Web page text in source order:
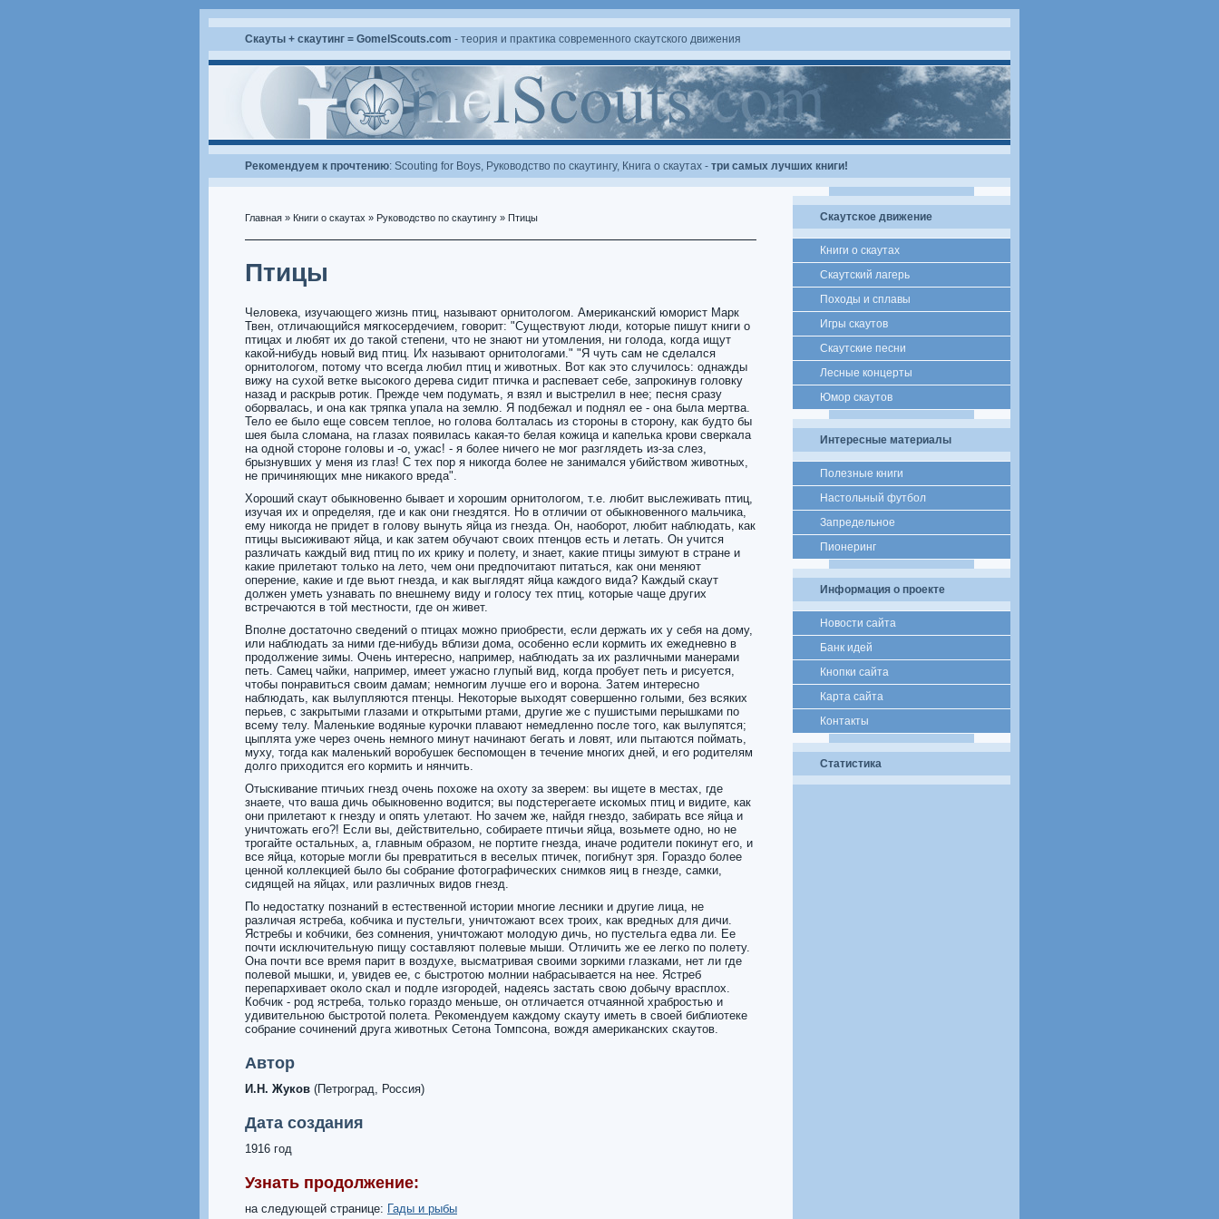
Скауты + скаутинг = GomelScouts.com - теория и практика современного скаутского движения
Рекомендуем к прочтению: Scouting for Boys, Руководство по скаутингу, Книга о скаутах - три самых лучших книги!
Главная » Книги о скаутах » Руководство по скаутингу » Птицы
Птицы
Человека, изучающего жизнь птиц, называют орнитологом. Американский юморист Марк
Твен, отличающийся мягкосердечием, говорит: "Существуют люди, которые пишут книги о
птицах и любят их до такой степени, что не знают ни утомления, ни голода, когда ищут
какой-нибудь новый вид птиц. Их называют орнитологами." "Я чуть сам не сделался
орнитологом, потому что всегда любил птиц и животных. Вот как это случилось: однажды
вижу на сухой ветке высокого дерева сидит птичка и распевает себе, запрокинув головку
назад и раскрыв ротик. Прежде чем подумать, я взял и выстрелил в нее; песня сразу
оборвалась, и она как тряпка упала на землю. Я подбежал и поднял ее - она была мертва.
Тело ее было еще совсем теплое, но голова болталась из стороны в сторону, как будто бы
шея была сломана, на глазах появилась какая-то белая кожица и капелька крови сверкала
на одной стороне головы и -о, ужас! - я более ничего не мог разглядеть из-за слез,
брызнувших у меня из глаз! С тех пор я никогда более не занимался убийством животных,
не причиняющих мне никакого вреда".
Хороший скаут обыкновенно бывает и хорошим орнитологом, т.е. любит выслеживать птиц,
изучая их и определяя, где и как они гнездятся. Но в отличии от обыкновенного мальчика,
ему никогда не придет в голову вынуть яйца из гнезда. Он, наоборот, любит наблюдать, как
птицы высиживают яйца, и как затем обучают своих птенцов есть и летать. Он учится
различать каждый вид птиц по их крику и полету, и знает, какие птицы зимуют в стране и
какие прилетают только на лето, чем они предпочитают питаться, как они меняют
оперение, какие и где вьют гнезда, и как выглядят яйца каждого вида? Каждый скаут
должен уметь узнавать по внешнему виду и голосу тех птиц, которые чаще других
встречаются в той местности, где он живет.
Вполне достаточно сведений о птицах можно приобрести, если держать их у себя на дому,
или наблюдать за ними где-нибудь вблизи дома, особенно если кормить их ежедневно в
продолжение зимы. Очень интересно, например, наблюдать за их различными манерами
петь. Самец чайки, например, имеет ужасно глупый вид, когда пробует петь и рисуется,
чтобы понравиться своим дамам; немногим лучше его и ворона. Затем интересно
наблюдать, как вылупляются птенцы. Некоторые выходят совершенно голыми, без всяких
перьев, с закрытыми глазами и открытыми ртами, другие же с пушистыми перышками по
всему телу. Маленькие водяные курочки плавают немедленно после того, как вылупятся;
цыплята уже через очень немного минут начинают бегать и ловят, или пытаются поймать,
муху, тогда как маленький воробушек беспомощен в течение многих дней, и его родителям
долго приходится его кормить и нянчить.
Отыскивание птичьих гнезд очень похоже на охоту за зверем: вы ищете в местах, где
знаете, что ваша дичь обыкновенно водится; вы подстерегаете искомых птиц и видите, как
они прилетают к гнезду и опять улетают. Но зачем же, найдя гнездо, забирать все яйца и
уничтожать его?! Если вы, действительно, собираете птичьи яйца, возьмете одно, но не
трогайте остальных, а, главным образом, не портите гнезда, иначе родители покинут его, и
все яйца, которые могли бы превратиться в веселых птичек, погибнут зря. Гораздо более
ценной коллекцией было бы собрание фотографических снимков яиц в гнезде, самки,
сидящей на яйцах, или различных видов гнезд.
По недостатку познаний в естественной истории многие лесники и другие лица, не
различая ястреба, кобчика и пустельги, уничтожают всех троих, как вредных для дичи.
Ястребы и кобчики, без сомнения, уничтожают молодую дичь, но пустельга едва ли. Ее
почти исключительную пищу составляют полевые мыши. Отличить же ее легко по полету.
Она почти все время парит в воздухе, высматривая своими зоркими глазками, нет ли где
полевой мышки, и, увидев ее, с быстротою молнии набрасывается на нее. Ястреб
перепархивает около скал и подле изгородей, надеясь застать свою добычу врасплох.
Кобчик - род ястреба, только гораздо меньше, он отличается отчаянной храбростью и
удивительною быстротой полета. Рекомендуем каждому скауту иметь в своей библиотеке
собрание сочинений друга животных Сетона Томпсона, вождя американских скаутов.
Автор
И.Н. Жуков (Петроград, Россия)
Дата создания
1916 год
Узнать продолжение:
на следующей странице: Гады и рыбы
Скаутское движение
Книги о скаутах
Скаутский лагерь
Походы и сплавы
Игры скаутов
Скаутские песни
Лесные концерты
Юмор скаутов
Интересные материалы
Полезные книги
Настольный футбол
Запредельное
Пионеринг
Информация о проекте
Новости сайта
Банк идей
Кнопки сайта
Карта сайта
Контакты
Статистика